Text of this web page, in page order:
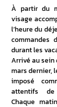
À partir du
visage
l’heure du
commandes
durant les
Arrivé au sein
mars dernier,
imposé
attentifs de
Chaque